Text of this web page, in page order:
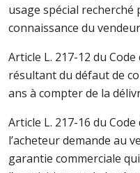
usage spécial recherché
connaissance du
Article L. 217-12 du
résultant du défaut de
ans à compter de la
Article L. 217-16 du
l’acheteur demande au
garantie commerciale